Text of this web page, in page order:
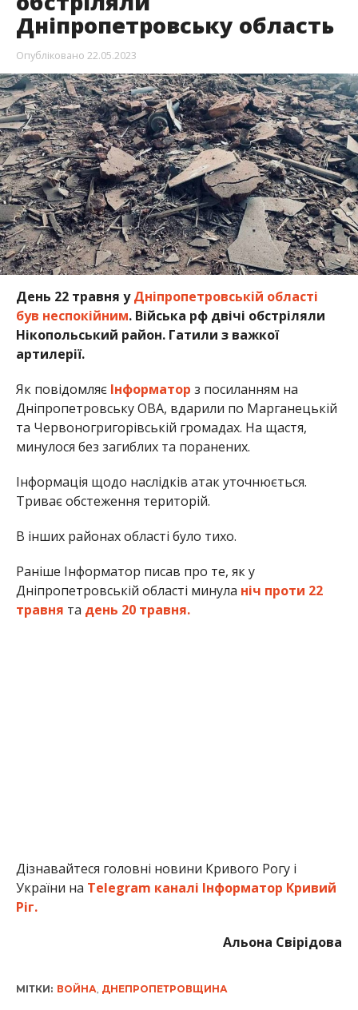
Дніпропетровську область
Опубліковано 22.05.2023
День 22 травня уДніпропетровській області
був неспокійним. Війська рф двічі обстріляли
Нікопольський район. Гатили з важкої
артилерії.
Як повідомляє Інформатор з посиланням на
Дніпропетровську ОВА, вдарили по Марганецькій
та Червоногригорівській громадах. На щастя,
минулося без загиблих та поранених.
Інформація щодо наслідків атак уточнюється.
Триває обстеження територій.
В інших районах області було тихо.
Раніше Інформатор писав про те, як у
Дніпропетровській області минула ніч проти 22
травня та день 20 травня.
Дізнавайтеся головні новини Кривого Рогу і
України на Telegram каналі Інформатор Кривий
Ріг.
Альона Свірідова
МІТКИ: ВОЙНА ДНЕПРОПЕТРОВЩИНА